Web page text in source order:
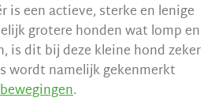
is een actieve, sterke en lenige
grotere honden wat lomp en
is dit bij deze kleine hond zeker
wordt namelijk gekenmerkt
bewegingen.